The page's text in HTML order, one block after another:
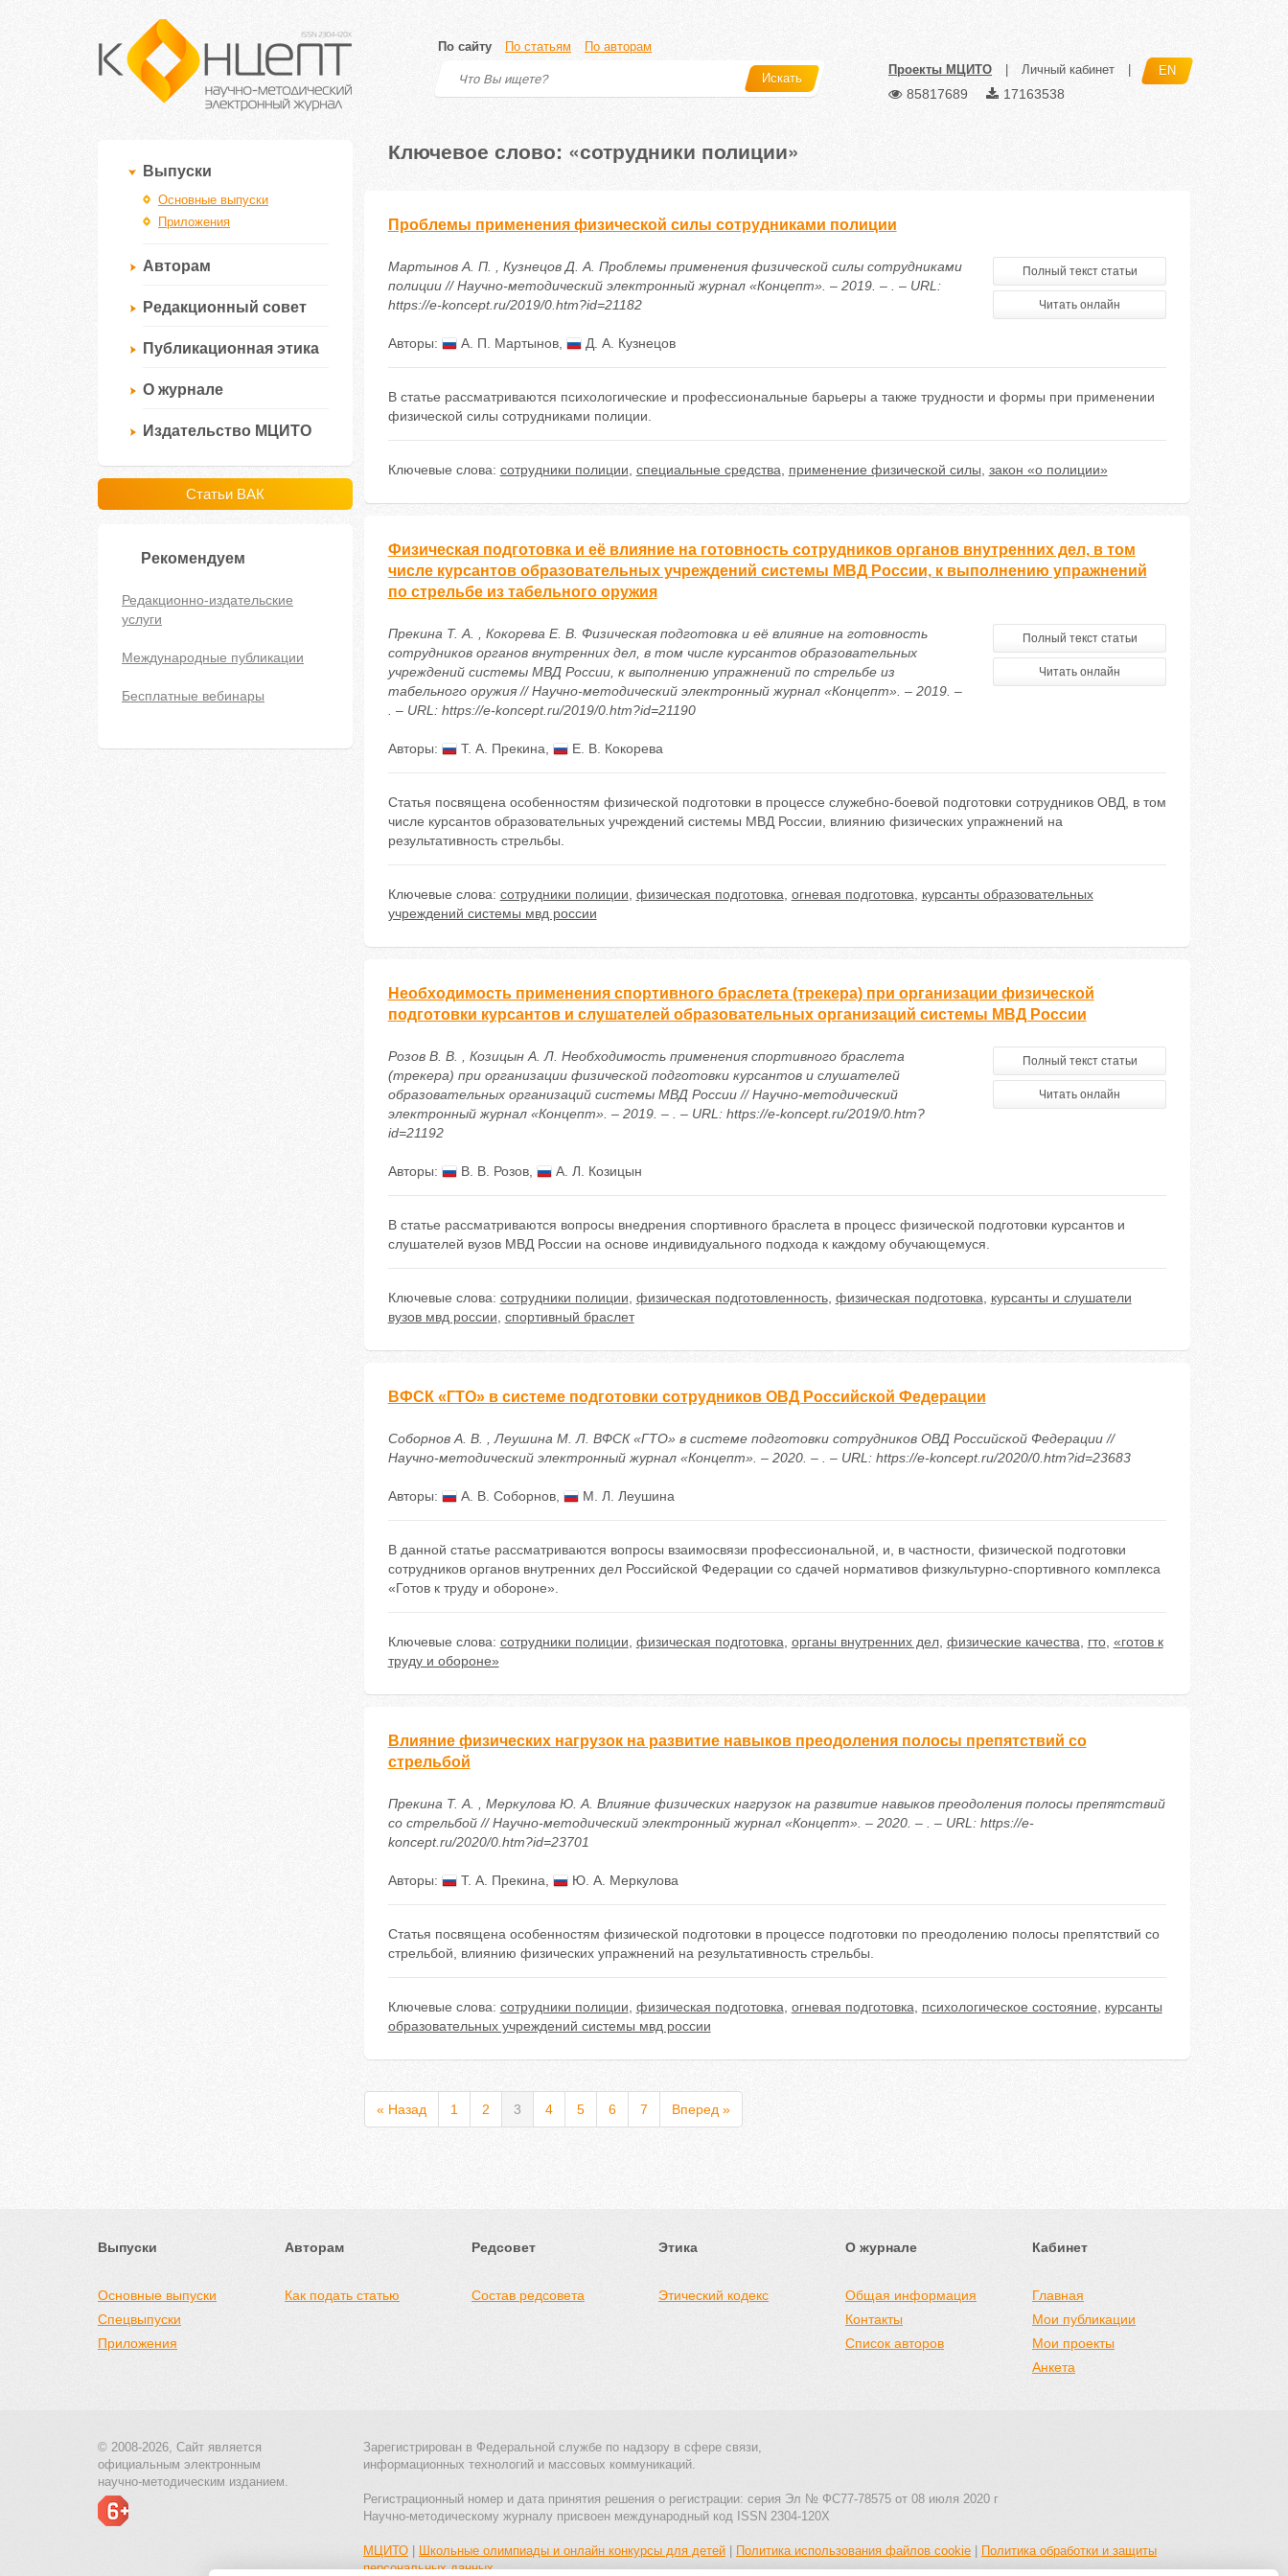
По сайту По статьям По авторам
Искать
Проекты МЦИТО Личный кабинет EN
85817689 17163538
Выпуски
Основные выпуски
Приложения
Авторам
Редакционный совет
Публикационная этика
О журнале
Издательство МЦИТО
Статьи ВАК
Рекомендуем
Редакционно-издательские
услуги
Международные публикации
Бесплатные вебинары
Ключевое слово: «сотрудники полиции»
Проблемы применения физической силы сотрудниками полиции
Мартынов А. П. , Кузнецов Д. А. Проблемы применения физической силы сотрудниками
полиции // Научно-методический электронный журнал «Концепт». – 2019. – . – URL:
https://e-koncept.ru/2019/0.htm?id=21182
Полный текст статьи
Читать онлайн
Авторы: А. П. Мартынов, Д. А. Кузнецов
В статье рассматриваются психологические и профессиональные барьеры а также трудности и формы при применении
физической силы сотрудниками полиции.
Ключевые слова: сотрудники полиции специальные средства применение физической силы закон «о полиции»
Физическая подготовка и её влияние на готовность сотрудников органов внутренних дел, в том
числе курсантов образовательных учреждений системы МВД России, к выполнению упражнений
по стрельбе из табельного оружия
Прекина Т. А. , Кокорева Е. В. Физическая подготовка и её влияние на готовность
сотрудников органов внутренних дел, в том числе курсантов образовательных
учреждений системы МВД России, к выполнению упражнений по стрельбе из
табельного оружия // Научно-методический электронный журнал «Концепт». – 2019. –
. – URL: https://e-koncept.ru/2019/0.htm?id=21190
Полный текст статьи
Читать онлайн
Авторы: Т. А. Прекина Е. В. Кокорева
Статья посвящена особенностям физической подготовки в процессе служебно-боевой подготовки сотрудников ОВД, в том
числе курсантов образовательных учреждений системы МВД России, влиянию физических упражнений на
результативность стрельбы.
Ключевые слова: сотрудники полиции физическая подготовка огневая подготовка
курсанты образовательных
учреждений системы мвд россии
Необходимость применения спортивного браслета (трекера) при организации физической
подготовки курсантов и слушателей образовательных организаций системы МВД России
Розов В. В. , Козицын А. Л. Необходимость применения спортивного браслета
(трекера) при организации физической подготовки курсантов и слушателей
образовательных организаций системы МВД России // Научно-методический
электронный журнал «Концепт». – 2019. – . – URL: https://e-koncept.ru/2019/0.htm?
id=21192
Полный текст статьи
Читать онлайн
Авторы: В. В. Розов, А. Л. Козицын
В статье рассматриваются вопросы внедрения спортивного браслета в процесс физической подготовки курсантов и
слушателей вузов МВД России на основе индивидуального подхода к каждому обучающемуся.
Ключевые слова: сотрудники полиции физическая подготовленность, физическая подготовка
курсанты и слушатели
вузов мвд россии спортивный браслет
ВФСК «ГТО» в системе подготовки сотрудников ОВД Российской Федерации
Соборнов А. В. , Леушина М. Л. ВФСК «ГТО» в системе подготовки сотрудников ОВД Российской Федерации //
Научно-методический электронный журнал «Концепт». – 2020. – . – URL: https://e-koncept.ru/2020/0.htm?id=23683
Авторы: А. В. Соборнов, М. Л. Леушина
В данной статье рассматриваются вопросы взаимосвязи профессиональной, и, в частности, физической подготовки
сотрудников органов внутренних дел Российской Федерации со сдачей нормативов физкультурно-спортивного комплекса
«Готов к труду и обороне».
Ключевые слова: сотрудники полиции физическая подготовка органы внутренних дел, физические качества гто, «готов к
труду и обороне»
Влияние физических нагрузок на развитие навыков преодоления полосы препятствий со
стрельбой
Прекина Т. А. , Меркулова Ю. А. Влияние физических нагрузок на развитие навыков преодоления полосы препятствий
со стрельбой // Научно-методический электронный журнал «Концепт». – 2020. – . – URL: https://e-
koncept.ru/2020/0.htm?id=23701
Авторы: Т. А. Прекина Ю. А. Меркулова
Статья посвящена особенностям физической подготовки в процессе подготовки по преодолению полосы препятствий со
стрельбой, влиянию физических упражнений на результативность стрельбы.
Ключевые слова: сотрудники полиции физическая подготовка огневая подготовка психологическое состояние
курсанты
образовательных учреждений системы мвд россии
« Назад 1 2 3 4 5 6 7 Вперед »
Выпуски
Основные выпуски
Спецвыпуски
Приложения
Авторам
Как подать статью
Редсовет
Состав редсовета
Этика
Этический кодекс
О журнале
Общая информация
Контакты
Список авторов
Кабинет
Главная
Мои публикации
Мои проекты
Анкета
© 2008-2026, Сайт является
официальным электронным
научно-методическим изданием.
Зарегистрирован в Федеральной службе по надзору в сфере связи,
информационных технологий и массовых коммуникаций.
Регистрационный номер и дата принятия решения о регистрации: серия Эл № ФС77-78575 от 08 июля 2020 г
Научно-методическому журналу присвоен международный код ISSN 2304-120X
МЦИТО Школьные олимпиады и онлайн конкурсы для детей Политика использования файлов cookie
Политика обработки и защиты
персональных данных